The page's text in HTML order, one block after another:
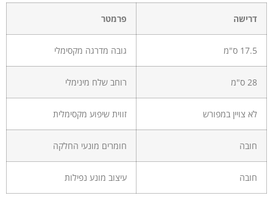
פרמטר
גובה מדרגה מקסימלי
רוחב שלח מינימלי
צויין במפורש זווית שיפוע מקסימלית
חומרים מונעי החלקה
עיצוב מונע נפילות